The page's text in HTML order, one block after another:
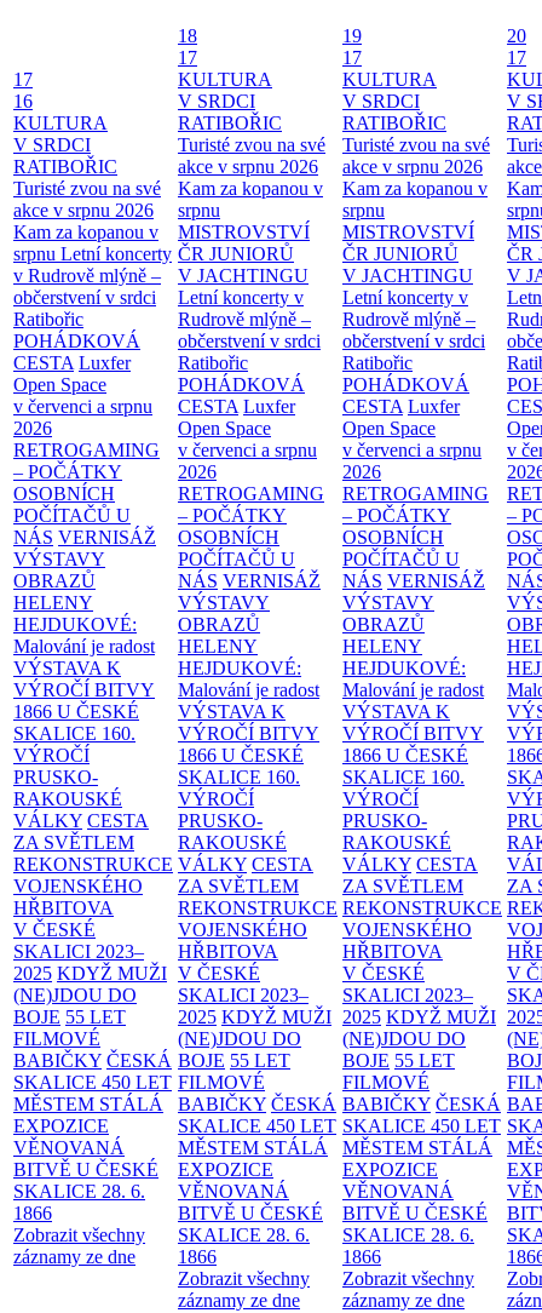
17
16
KULTURA
V SRDCI
RATIBOŘIC
Turisté zvou na své
akce v srpnu 2026
Kam za kopanou v
srpnu Letní koncerty
v Rudrově mlýně –
občerstvení v srdci
Ratibořic
POHÁDKOVÁ
CESTA Luxfer
Open Space
v červenci a srpnu
2026
RETROGAMING
– POČÁTKY
OSOBNÍCH
POČÍTAČŮ U
NÁS VERNISÁŽ
VÝSTAVY
OBRAZŮ
HELENY
HEJDUKOVÉ:
Malování je radost
VÝSTAVA K
VÝROČÍ BITVY
1866 U ČESKÉ
SKALICE 160.
VÝROČÍ
PRUSKO-
RAKOUSKÉ
VÁLKY CESTA
ZA SVĚTLEM
REKONSTRUKCE
VOJENSKÉHO
HŘBITOVA
V ČESKÉ
SKALICI 2023–
2025 KDYŽ MUŽI
(NE)JDOU DO
BOJE 55 LET
FILMOVÉ
BABIČKY ČESKÁ
SKALICE 450 LET
MĚSTEM STÁLÁ
EXPOZICE
VĚNOVANÁ
BITVĚ U ČESKÉ
SKALICE 28. 6.
1866
Zobrazit všechny
záznamy ze dne
18
17
KULTURA
V SRDCI
RATIBOŘIC
Turisté zvou na své
akce v srpnu 2026
Kam za kopanou v
srpnu
MISTROVSTVÍ
ČR JUNIORŮ
V JACHTINGU
Letní koncerty v
Rudrově mlýně –
občerstvení v srdci
Ratibořic
POHÁDKOVÁ
CESTA Luxfer
Open Space
v červenci a srpnu
2026
RETROGAMING
– POČÁTKY
OSOBNÍCH
POČÍTAČŮ U
NÁS VERNISÁŽ
VÝSTAVY
OBRAZŮ
HELENY
HEJDUKOVÉ:
Malování je radost
VÝSTAVA K
VÝROČÍ BITVY
1866 U ČESKÉ
SKALICE 160.
VÝROČÍ
PRUSKO-
RAKOUSKÉ
VÁLKY CESTA
ZA SVĚTLEM
REKONSTRUKCE
VOJENSKÉHO
HŘBITOVA
V ČESKÉ
SKALICI 2023–
2025 KDYŽ MUŽI
(NE)JDOU DO
BOJE 55 LET
FILMOVÉ
BABIČKY ČESKÁ
SKALICE 450 LET
MĚSTEM STÁLÁ
EXPOZICE
VĚNOVANÁ
BITVĚ U ČESKÉ
SKALICE 28. 6.
1866
Zobrazit všechny
záznamy ze dne
19
17
KULTURA
V SRDCI
RATIBOŘIC
Turisté zvou na své
akce v srpnu 2026
Kam za kopanou v
srpnu
MISTROVSTVÍ
ČR JUNIORŮ
V JACHTINGU
Letní koncerty v
Rudrově mlýně –
občerstvení v srdci
Ratibořic
POHÁDKOVÁ
CESTA Luxfer
Open Space
v červenci a srpnu
2026
RETROGAMING
– POČÁTKY
OSOBNÍCH
POČÍTAČŮ U
NÁS VERNISÁŽ
VÝSTAVY
OBRAZŮ
HELENY
HEJDUKOVÉ:
Malování je radost
VÝSTAVA K
VÝROČÍ BITVY
1866 U ČESKÉ
SKALICE 160.
VÝROČÍ
PRUSKO-
RAKOUSKÉ
VÁLKY CESTA
ZA SVĚTLEM
REKONSTRUKCE
VOJENSKÉHO
HŘBITOVA
V ČESKÉ
SKALICI 2023–
2025 KDYŽ MUŽI
(NE)JDOU DO
BOJE 55 LET
FILMOVÉ
BABIČKY ČESKÁ
SKALICE 450 LET
MĚSTEM STÁLÁ
EXPOZICE
VĚNOVANÁ
BITVĚ U ČESKÉ
SKALICE 28. 6.
1866
Zobrazit všechny
záznamy ze dne
20
17
V
ČR
V
v
–
ZA
V